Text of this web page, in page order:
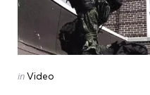
Posted
inVideo